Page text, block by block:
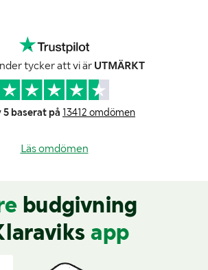
tycker att vi är UTMÄRKT
5 baserat på 13412 omdömen
Läs omdömen
budgivning
app